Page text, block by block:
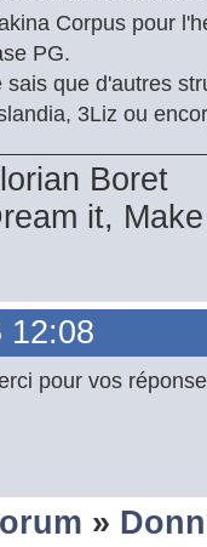
Corpus pour
PG.
sais que d'autres
3Liz ou
Boret
it,
12:08
pour vos
»